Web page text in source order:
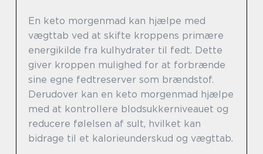
En keto morgenmad kan hjælpe med
vægttab ved at skifte kroppens primære
energikilde fra kulhydrater til fedt. Dette
giver kroppen mulighed for at forbrænde
sine egne fedtreserver som brændstof.
Derudover kan en keto morgenmad hjælpe
med at kontrollere blodsukkerniveauet og
reducere følelsen af sult, hvilket kan
bidrage til et kalorieunderskud og vægttab.